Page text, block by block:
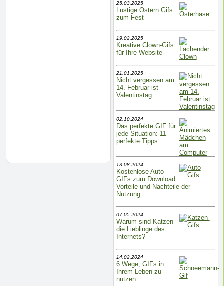
25.03.2025
Lustige Ostern Gifs
zum Fest
19.02.2025
Kreative Clown-Gifs
für Ihre Website
21.01.2025
Nicht vergessen am
14. Februar ist
Valentinstag
02.10.2024
Das perfekte GIF für
jede Situation: 11
perfekte Tipps
13.08.2024
Kostenlose Auto
GIFs zum Download:
Vorteile und Nachteile der
Nutzung
07.05.2024
Warum sind Katzen
die Lieblinge des
Internets?
14.02.2024
6 Wege, GIFs in
Ihrem Leben zu
nutzen